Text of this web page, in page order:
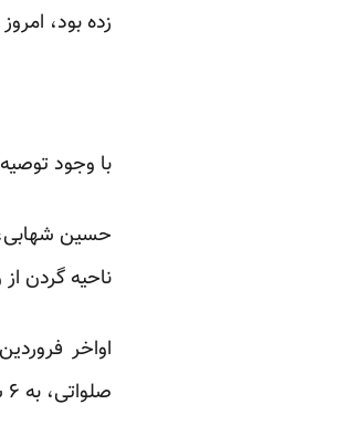
زده بود،
با وجود
حسین شهابی،
ناحیه گردن
صلواتی، به ۶ سال حبس تعزیری محکوم شد.